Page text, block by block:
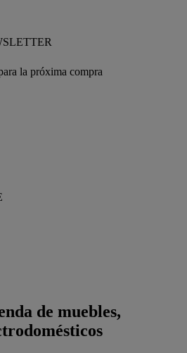
la próxima compra
de muebles,